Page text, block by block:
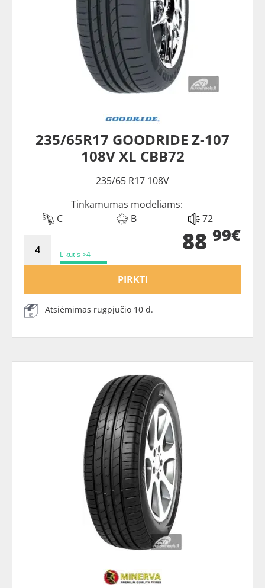
235/65R17 GOODRIDE Z-107
108V XL CBB72
235/65 R17 108V
Tinkamumas modeliams:
C
B 72
Likutis >4 88 99€
PIRKTI
Atsiėmimas rugpjūčio 10 d.